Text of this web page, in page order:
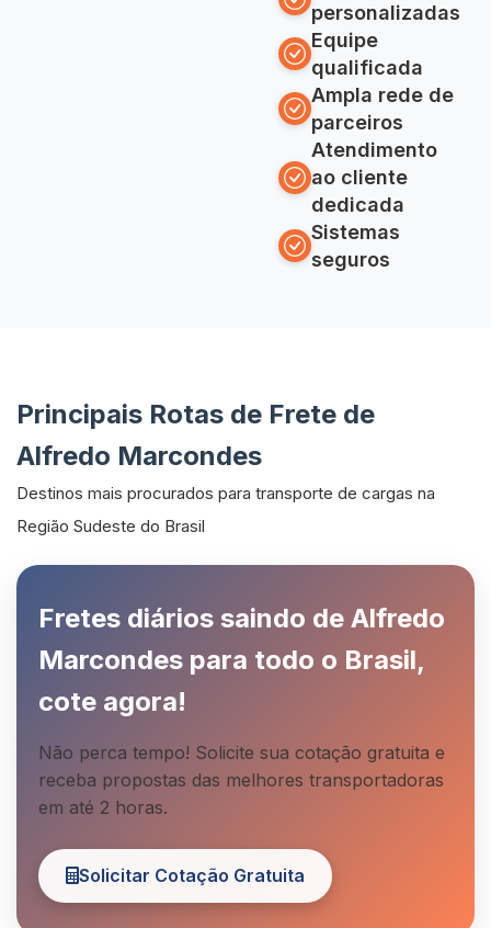
personalizadas
Equipe
qualificada
Ampla rede de
parceiros
Atendimento
ao cliente
dedicada
Sistemas
seguros
Principais Rotas de Frete de
Alfredo Marcondes
Destinos mais procurados para transporte de cargas na
Região Sudeste do Brasil
Fretes diários saindo de Alfredo
Marcondes para todo o Brasil,
cote agora!
Não perca tempo! Solicite sua cotação gratuita e
receba propostas das melhores transportadoras
em até 2 horas.
Solicitar Cotação Gratuita